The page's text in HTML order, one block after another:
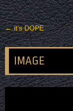
投稿ナビゲーション
←it’s DOPE
IMAGE